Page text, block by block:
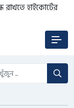
রাখতে হাইকোর্টের